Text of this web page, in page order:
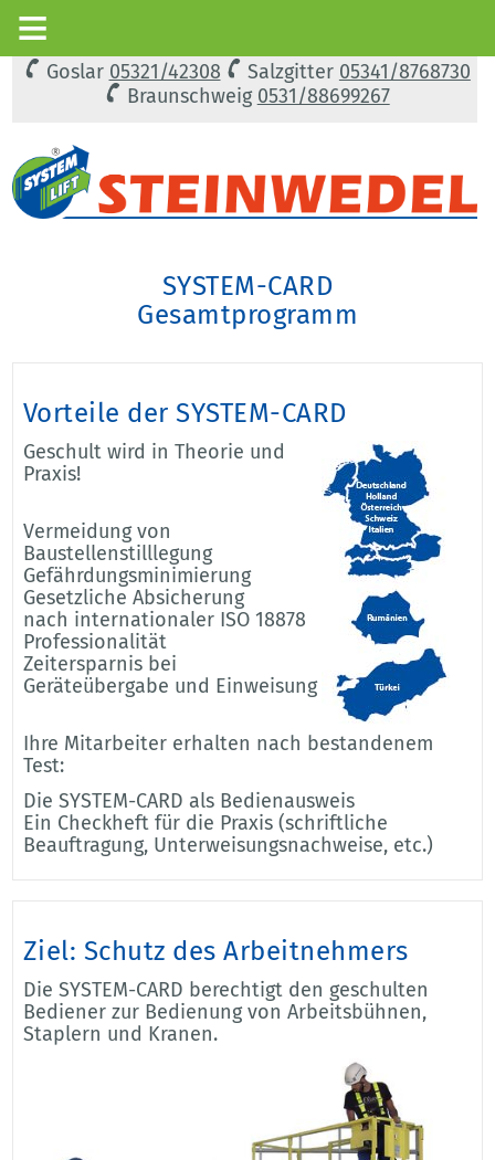
Goslar 05321/42308 Salzgitter 05341/8768730
Braunschweig 0531/88699267
SYSTEM-CARD
Gesamtprogramm
Vorteile der SYSTEM-CARD
Geschult wird in Theorie und
Praxis!
Vermeidung von
Baustellenstilllegung
Gefährdungsminimierung
Gesetzliche Absicherung
nach internationaler ISO 18878
Professionalität
Zeitersparnis bei
Geräteübergabe und Einweisung
Ihre Mitarbeiter erhalten nach bestandenem
Test:
Die SYSTEM-CARD als Bedienausweis
Ein Checkheft für die Praxis (schriftliche
Beauftragung, Unterweisungsnachweise, etc.)
Ziel: Schutz des Arbeitnehmers
Die SYSTEM-CARD berechtigt den geschulten
Bediener zur Bedienung von Arbeitsbühnen,
Staplern und Kranen.